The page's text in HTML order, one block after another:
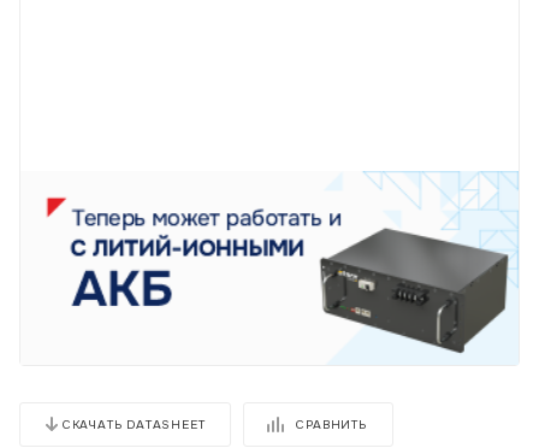
СКАЧАТЬ DATASHEET СРАВНИТЬ